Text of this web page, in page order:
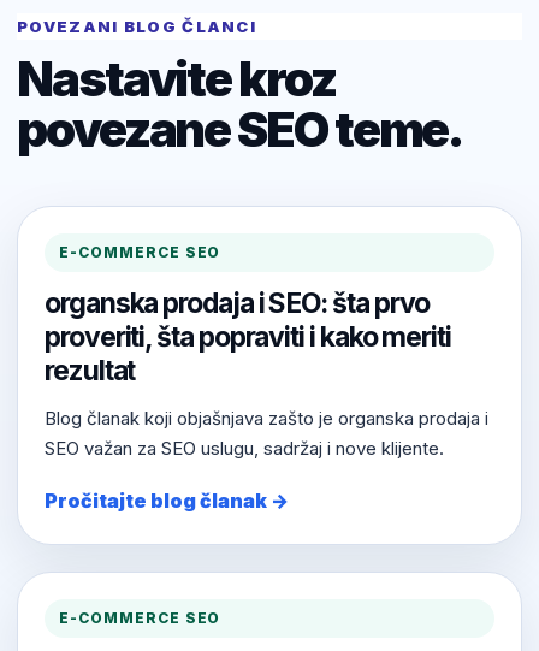
POVEZANI BLOG ČLANCI
Nastavite kroz
povezane SEO teme.
E-COMMERCE SEO
organska prodaja i SEO: šta prvo
proveriti, šta popraviti i kako meriti
rezultat
Blog članak koji objašnjava zašto je organska prodaja i
SEO važan za SEO uslugu, sadržaj i nove klijente.
Pročitajte blog članak →
E-COMMERCE SEO